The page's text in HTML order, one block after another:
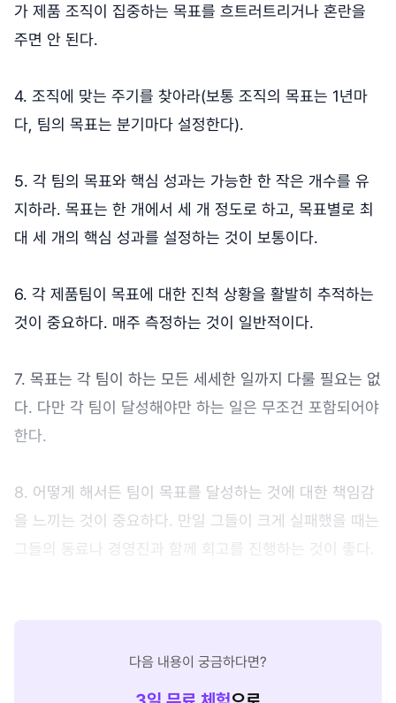
가 제품 조직이 집중하는 목표를 흐트러트리거나 혼란을
주면 안 된다.
4. 조직에 맞는 주기를 찾아라(보통 조직의 목표는 1년마
다, 팀의 목표는 분기마다 설정한다).
5. 각 팀의 목표와 핵심 성과는 가능한 한 작은 개수를 유
지하라. 목표는 한 개에서 세 개 정도로 하고, 목표별로 최
대 세 개의 핵심 성과를 설정하는 것이 보통이다.
6. 각 제품팀이 목표에 대한 진척 상황을 활발히 추적하는
것이 중요하다. 매주 측정하는 것이 일반적이다.
7. 목표는 각 팀이 하는 모든 세세한 일까지 다룰 필요는 없
다. 다만 각 팀이 달성해야만 하는 일은 무조건 포함되어야
한다.
8. 어떻게 해서든 팀이 목표를 달성하는 것에 대한 책임감
을 느끼는 것이 중요하다. 만일 그들이 크게 실패했을 때는
그들의 동료나 경영진과 함께 회고를 진행하는 것이 좋다.
다음 내용이 궁금하다면?